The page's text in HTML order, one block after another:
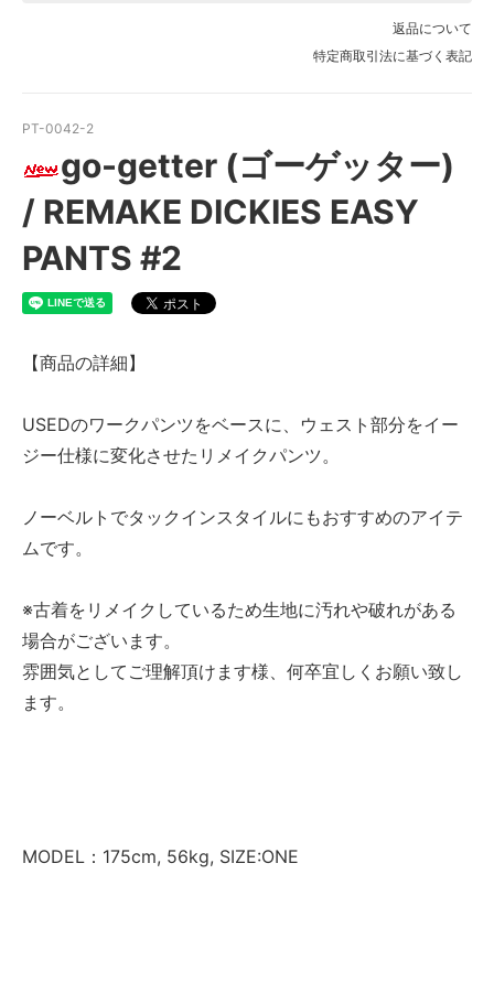
返品について
特定商取引法に基づく表記
PT-0042-2
go-getter (ゴーゲッター)
/ REMAKE DICKIES EASY
PANTS #2
【商品の詳細】
USEDのワークパンツをベースに、ウェスト部分をイー
ジー仕様に変化させたリメイクパンツ。
ノーベルトでタックインスタイルにもおすすめのアイテ
ムです。
※古着をリメイクしているため生地に汚れや破れがある
場合がございます。
雰囲気としてご理解頂けます様、何卒宜しくお願い致し
ます。
MODEL：175cm, 56kg, SIZE:ONE